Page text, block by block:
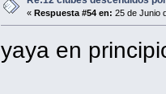
«Respuesta #54 en: 25 de Junio
yaya en